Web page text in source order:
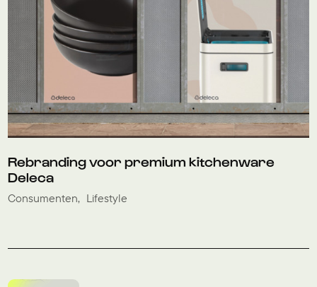
Rebranding voor premium kitchenware
Deleca
Consumenten Lifestyle